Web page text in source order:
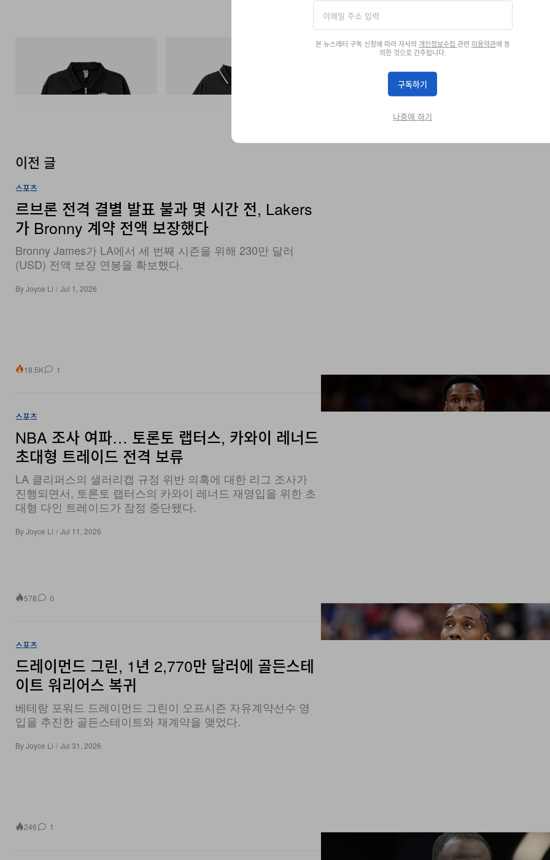
Billionaire Boys Club X Initial D Cotton
쇼핑하기
INITIAL
INITIAL
이전 글
스포츠
르브론 전격 결별 발표 불과 몇 시간 전, Lakers
가 Bronny 계약 전액 보장했다
Bronny James가 LA에서 세 번째 시즌을 위해 230만 달러
(USD) 전액 보장 연봉을 확보했다.
ByJoyce Li / Jul 1, 2026
18.5K 1
스포츠
NBA 조사 여파… 토론토 랩터스, 카와이 레너드
초대형 트레이드 전격 보류
LA 클리퍼스의 샐러리캡 규정 위반 의혹에 대한 리그 조사가
진행되면서, 토론토 랩터스의 카와이 레너드 재영입을 위한 초
대형 다인 트레이드가 잠정 중단됐다.
ByJoyce Li / Jul 11, 2026
578 0
스포츠
드레이먼드 그린, 1년 2,770만 달러에 골든스테
이트 워리어스 복귀
베테랑 포워드 드레이먼드 그린이 오프시즌 자유계약선수 영
입을 추진한 골든스테이트와 재계약을 맺었다.
ByJoyce Li / Jul 31, 2026
246 1
본 뉴스레터 구독 신청에 따라 자사의 개인정보수집 관련 이용약관에 동
의한 것으로 간주됩니다.
구독하기
나중에 하기